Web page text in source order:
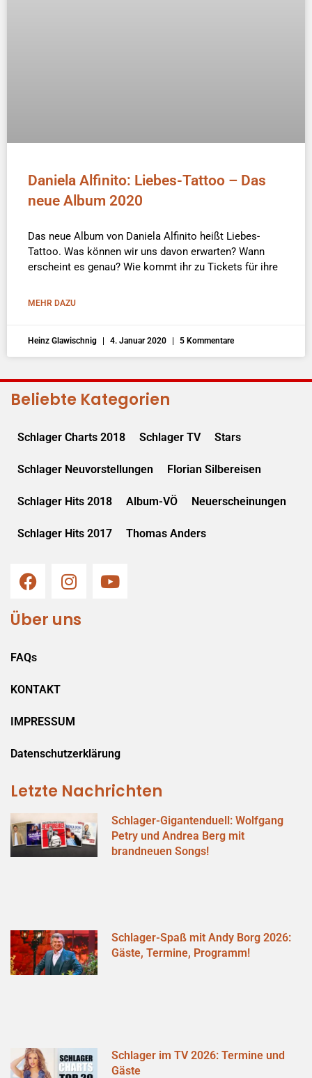
Daniela Alfinito: Liebes-Tattoo – Das
neue Album 2020
Das neue Album von Daniela Alfinito heißt Liebes-
Tattoo. Was können wir uns davon erwarten? Wann
erscheint es genau? Wie kommt ihr zu Tickets für ihre
MEHR DAZU
Heinz Glawischnig 4. Januar 2020 5 Kommentare
Beliebte Kategorien
Schlager Charts 2018 Schlager TV Stars
Schlager Neuvorstellungen Florian Silbereisen
Schlager Hits 2018 Album-VÖ Neuerscheinungen
Schlager Hits 2017 Thomas Anders
Über uns
FAQs
KONTAKT
IMPRESSUM
Datenschutzerklärung
Letzte Nachrichten
Schlager-Gigantenduell: Wolfgang
Petry und Andrea Berg mit
brandneuen Songs!
Schlager-Spaß mit Andy Borg 2026:
Gäste, Termine, Programm!
Schlager im TV 2026: Termine und
Gäste